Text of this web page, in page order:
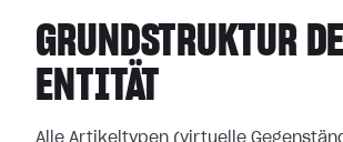
GRUNDSTRUKTUR
ENTITÄT
Alle Artikeltypen (virtuelle